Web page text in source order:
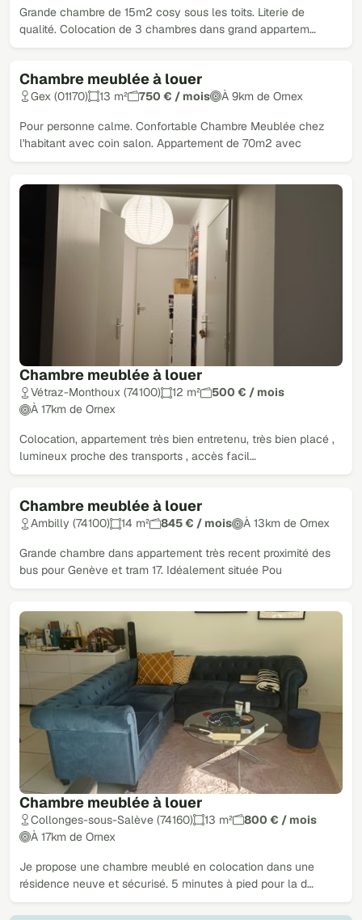
Grande chambre de 15m2 cosy sous les toits. Literie de
qualité. Colocation de 3 chambres dans grand appartem…
Chambre meublée à louer
Gex (01170) 13 m² 750 € / mois À 9km de Ornex
Pour personne calme. Confortable Chambre Meublée chez
l'habitant avec coin salon. Appartement de 70m2 avec
Chambre meublée à louer
Vétraz-Monthoux (74100) 12 m²
500 € / mois
À 17km de Ornex
Colocation, appartement très bien entretenu, très bien placé ,
lumineux proche des transports , accès facil…
Chambre meublée à louer
Ambilly (74100) 14 m² 845 € / mois À 13km de Ornex
Grande chambre dans appartement très recent proximité des
bus pour Genève et tram 17. Idéalement située Pou
Chambre meublée à louer
Collonges-sous-Salève (74160) 13 m²
800 € / mois
À 17km de Ornex
Je propose une chambre meublé en colocation dans une
résidence neuve et sécurisé. 5 minutes à pied pour la d…